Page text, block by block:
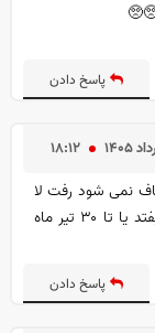
پاسخ دادن
۱۸:۱۲
نمی شود رفت لا
اقل از اول مرداد تا ۲۰ مرداد امتحانات به تعویق بیفتد یا تا ۳۰ تیر ماه
پاسخ دادن